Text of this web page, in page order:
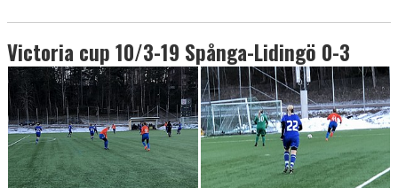
Victoria cup 10/3-19 Spånga-Lidingö 0-3